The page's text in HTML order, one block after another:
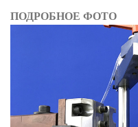
ПОДРОБНОЕ ФОТО